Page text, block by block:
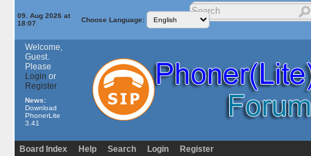
09. Aug 2026 at
18:07
Choose Language:
Welcome,
Guest.
Please
Login or
Register
News:
Download
PhonerLite
3.41
Board Index Help Search Login Register